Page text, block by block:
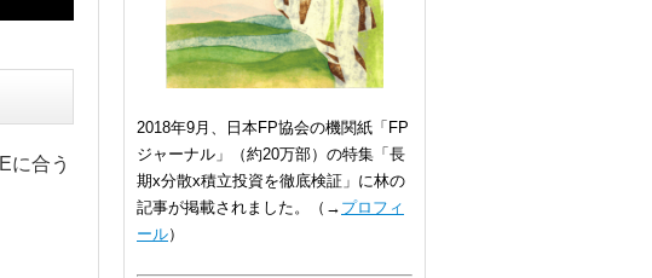
に合う
2018年9月、日本FP協会の機関紙「FP
ジャーナル」（約20万部）の特集「長
期x分散x積立投資を徹底検証」に林の
記事が掲載されました。（→ プロフィ
ール）